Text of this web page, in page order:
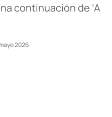
continuación de ‘A
2026